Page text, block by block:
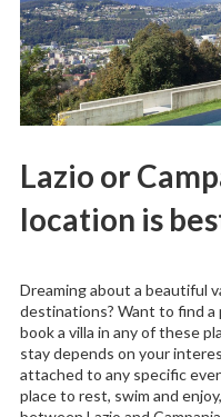
Lazio or
location is
Dreaming about a beautiful
destinations? Want to find a
book a villa in any of these
stay depends on your
attached to any specific
place to rest, swim and